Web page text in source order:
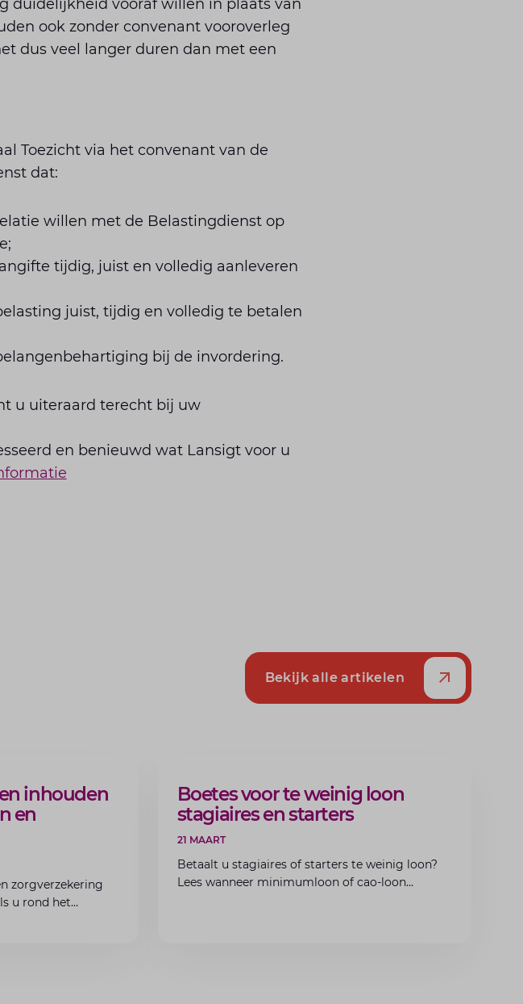
duidelijkheid vooraf willen in plaats van
ook zonder convenant vooroverleg
dus veel langer duren dan met een
Toezicht via het convenant van de
dat:
willen met de Belastingdienst op
tijdig, juist en volledig aanleveren
juist, tijdig en volledig te betalen
bij de invordering.
u uiteraard terecht bij uw
en benieuwd wat Lansigt voor u
Bekijk alle artikelen
inhouden
en
zorgverzekering
u rond het
ARTIKEL
Boetes voor te weinig loon
stagiaires en starters
21 MAART
Betaalt u stagiaires of starters te weinig loon?
Lees wanneer minimumloon of cao-loon